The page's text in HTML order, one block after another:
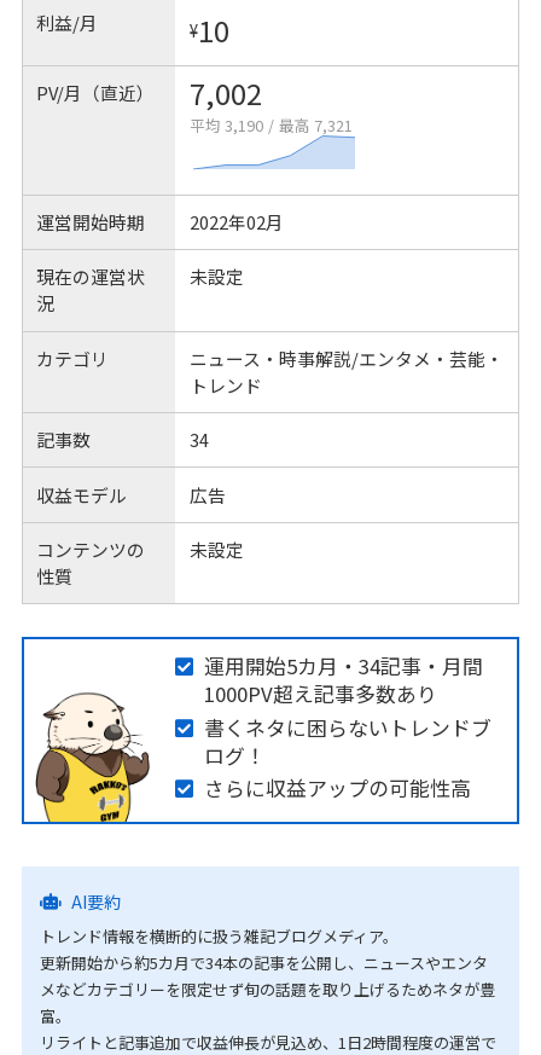
利益/月 ¥10
PV/月（直近） 7,002
平均 3,190 / 最高 7,321
運営開始時期 2022年02月
現在の運営状
況
未設定
カテゴリ
ニュース・時事解説/エンタメ・芸能・
トレンド
記事数 34
収益モデル 広告
コンテンツの
性質
未設定
運用開始5カ月・34記事・月間
1000PV超え記事多数あり
書くネタに困らないトレンドブ
ログ！
さらに収益アップの可能性高
AI要約
トレンド情報を横断的に扱う雑記ブログメディア。
更新開始から約5カ月で34本の記事を公開し、ニュースやエンタ
メなどカテゴリーを限定せず旬の話題を取り上げるためネタが豊
富。
リライトと記事追加で収益伸長が見込め、1日2時間程度の運営で